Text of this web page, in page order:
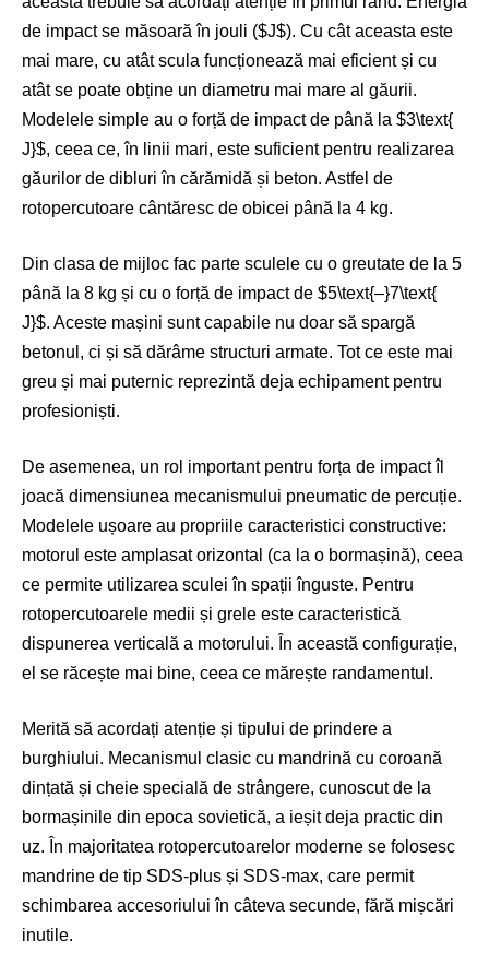
de impact se măsoară în jouli ($J$). Cu cât aceasta este
mai mare, cu atât scula funcționează mai eficient și cu
atât se poate obține un diametru mai mare al găurii.
Modelele simple au o forță de impact de până la $3\text{
J}$, ceea ce, în linii mari, este suficient pentru realizarea
găurilor de dibluri în cărămidă și beton. Astfel de
rotopercutoare cântăresc de obicei până la 4 kg.
Din clasa de mijloc fac parte sculele cu o greutate de la 5
până la 8 kg și cu o forță de impact de $5\text{–}7\text{
J}$. Aceste mașini sunt capabile nu doar să spargă
betonul, ci și să dărâme structuri armate. Tot ce este mai
greu și mai puternic reprezintă deja echipament pentru
profesioniști.
De asemenea, un rol important pentru forța de impact îl
joacă dimensiunea mecanismului pneumatic de percuție.
Modelele ușoare au propriile caracteristici constructive:
motorul este amplasat orizontal (ca la o bormașină), ceea
ce permite utilizarea sculei în spații înguste. Pentru
rotopercutoarele medii și grele este caracteristică
dispunerea verticală a motorului. În această configurație,
el se răcește mai bine, ceea ce mărește randamentul.
Merită să acordați atenție și tipului de prindere a
burghiului. Mecanismul clasic cu mandrină cu coroană
dințată și cheie specială de strângere, cunoscut de la
bormașinile din epoca sovietică, a ieșit deja practic din
uz. În majoritatea rotopercutoarelor moderne se folosesc
mandrine de tip SDS-plus și SDS-max, care permit
schimbarea accesoriului în câteva secunde, fără mișcări
inutile.